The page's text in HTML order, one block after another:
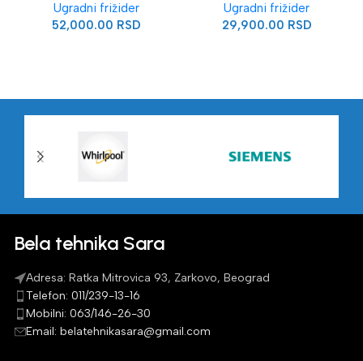
Ugradni frižider
52,000.00 RSD
Ugradni frižider
29,900.00 RSD
Bela tehnika Sara
Adresa: Ratka Mitrovica 93, Zarkovo, Beograd
Telefon: 011/239-13-16
Mobilni: 063/146-26-30
Email: belatehnikasara@gmail.com